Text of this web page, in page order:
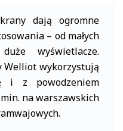
dają ogromne
– od małych
wyświetlacze.
Welliot wykorzystują
i z powodzeniem
na warszawskich